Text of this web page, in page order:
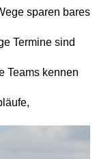
sparen bares
Termine sind
Teams kennen